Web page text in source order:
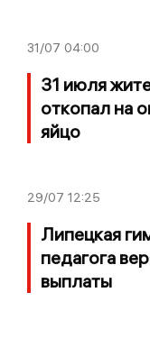
31/07 04:00
31 июля
откопал на
яйцо
29/07 12:25
Липецкая
педагога
выплаты